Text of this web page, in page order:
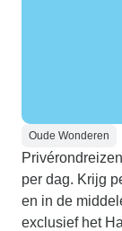
Oude Wonderen
per dag. Krijg
en in de
exclusief het